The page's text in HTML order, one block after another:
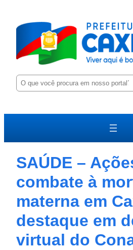
P
e
u
a
SAÚDE –
combate à
materna em
destaque em
virtual do